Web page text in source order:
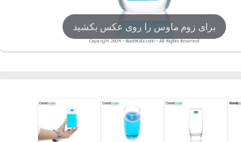
برای زوم ماوس را روی عکس بکشید